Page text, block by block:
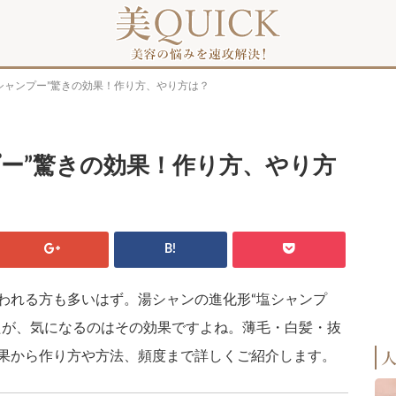
ンプー”驚きの効果！作り方、やり方は？
”驚きの効果！作り方、やり方
B!
れる方も多いはず。湯シャンの進化形“塩シャンプ
、気になるのはその効果ですよね。薄毛・白髪・抜
ら作り方や方法、頻度まで詳しくご紹介します。